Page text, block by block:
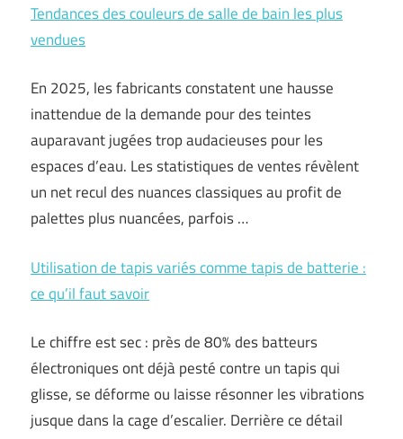
Tendances des couleurs de salle de bain les plus
vendues
En 2025, les fabricants constatent une hausse
inattendue de la demande pour des teintes
auparavant jugées trop audacieuses pour les
espaces d’eau. Les statistiques de ventes révèlent
un net recul des nuances classiques au profit de
palettes plus nuancées, parfois …
Utilisation de tapis variés comme tapis de batterie :
ce qu’il faut savoir
Le chiffre est sec : près de 80% des batteurs
électroniques ont déjà pesté contre un tapis qui
glisse, se déforme ou laisse résonner les vibrations
jusque dans la cage d’escalier. Derrière ce détail